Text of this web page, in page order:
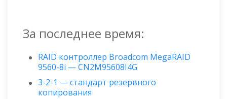
За последнее время:
RAID контроллер Broadcom MegaRAID
9560-8i — CN2M95608I4G
3-2-1 — стандарт резервного
копирования